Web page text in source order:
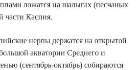
ложатся на шалыгах (песчаных
части Каспия.
нерпы держатся на открытой
акватории Среднего и
(сентябрь-октябрь) собираются